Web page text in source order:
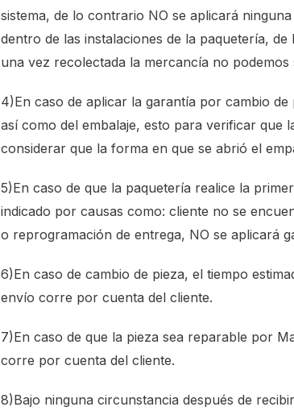
sistema, de lo contrario NO se aplicará
dentro de las instalaciones de la paquetería,
una vez recolectada la mercancía no
4)En caso de aplicar la garantía por cambio
así como del embalaje, esto para verificar que
considerar que la forma en que se abrió el
5)En caso de que la paquetería realice la
indicado por causas como: cliente no se
o reprogramación de entrega, NO se aplicará
6)En caso de cambio de pieza, el tiempo
envío corre por cuenta del cliente.
7)En caso de que la pieza sea reparable por
corre por cuenta del cliente.
8)Bajo ninguna circunstancia después de